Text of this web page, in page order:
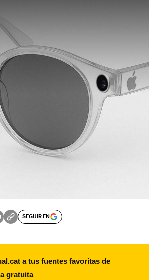
SEGUIR EN
a tus fuentes favoritas de
gratuita